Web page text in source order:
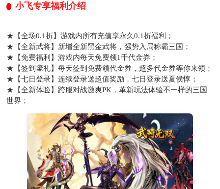
小飞专享福利介绍
★【全场0.1折】游戏内所有充值享永久0.1折福利；
★【全新武将】新增全新黑金武将，强势入局称霸三国；
★【免费福利】游戏内每天免费领1千代金券；
★【签到壕礼】每天签到免费领代金券，超多代金券等你来领；
★【七日登录】连续登录送超值奖励，七日登录送夏侯惇；
★【全新体验】跨服对战激爽PK，革新玩法体验不一样的三国
世界；